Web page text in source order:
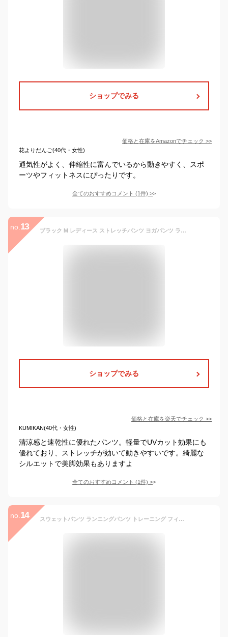
ショップでみる
価格と在庫をAmazonでチェック >>
花よりだんご(40代・女性)
通気性がよく、伸縮性に富んでいるから動きやすく、スポ
ーツやフィットネスにぴったりです。
全てのおすすめコメント (1件) >
no. 13 ブラック M レディース ストレッチパンツ ヨガパンツ ランニングパンツ トレーニングパンツ 痩せシルエット 速乾 ドライパンツ ズボン 釣り 登山 ウェーダー インナー 春 夏 秋 軽量 UVカット アウトドア 川 公園 グッズ キャンプ 自転車 涼しい ウェア ウミネコ
ショップでみる
価格と在庫を楽天でチェック >>
KUMIKAN(40代・女性)
清涼感と速乾性に優れたパンツ。軽量でUVカット効果にも
優れており、ストレッチが効いて動きやすいです。綺麗な
シルエットで美脚効果もありますよ
全てのおすすめコメント (1件) >
no. 14 スウェットパンツ ランニングパンツ トレーニング フィットネス パンツ ランニングウェア レディース 夏新作 ゆったり スポーツ ウォー